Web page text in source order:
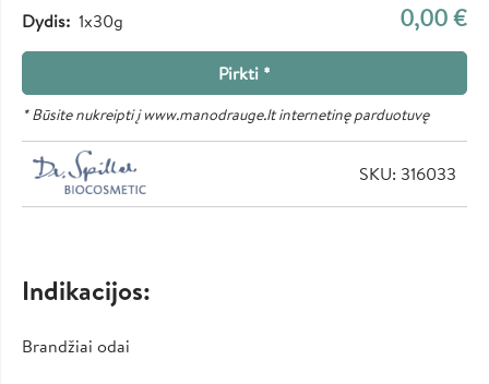
Dydis 1x30g
Pirkti *
0,00 €
* Būsite nukreipti į www.manodrauge.lt internetinę parduotuvę
SKU: 316033
Indikacijos:
Brandžiai odai